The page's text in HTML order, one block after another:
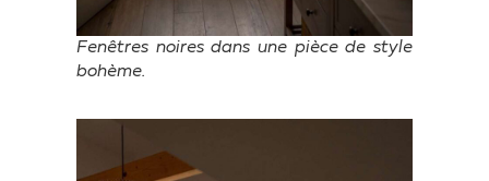
Fenêtres noires dans une pièce de style
bohème.